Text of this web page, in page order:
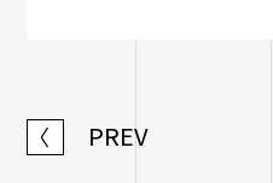
〈 PREV